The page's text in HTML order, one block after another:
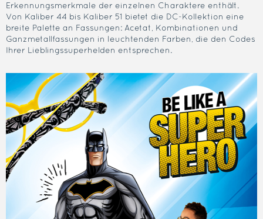
Erkennungsmerkmale der einzelnen Charaktere enthält.
Von Kaliber 44 bis Kaliber 51 bietet die DC-Kollektion eine
breite Palette an Fassungen: Acetat, Kombinationen und
Ganzmetallfassungen in leuchtenden Farben, die den Codes
Ihrer Lieblingssuperhelden entsprechen.